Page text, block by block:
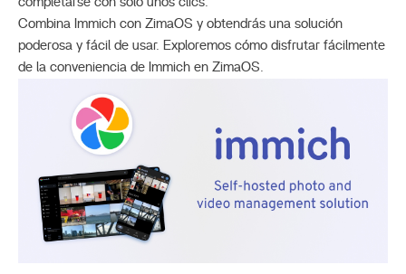
Combina Immich con ZimaOS y obtendrás una solución
poderosa y fácil de usar. Exploremos cómo disfrutar fácilmente
de la conveniencia de Immich en ZimaOS.